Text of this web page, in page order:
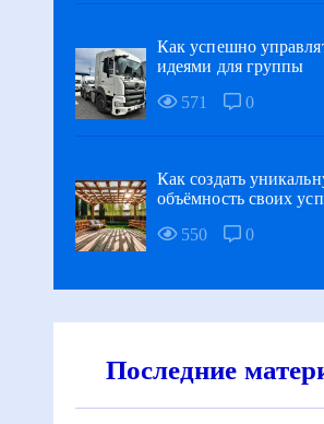
Как успешно
идеями для группы
571
0
Как создать
объёмность своих
550
0
Последние